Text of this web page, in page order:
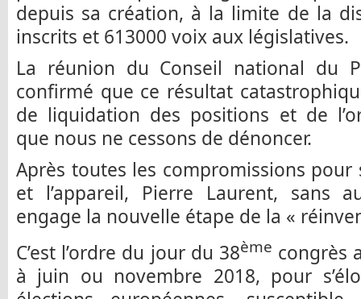
depuis sa création, à la limite de la
inscrits et 613000 voix aux législatives.
La réunion du Conseil national du
confirmé que ce résultat
de liquidation des positions et de
que nous ne cessons de dénoncer.
Après toutes les compromissions
et l’appareil, Pierre Laurent, sans
engage la nouvelle étape de la «
C’est l’ordre du jour du 38ème congrès
à juin ou novembre 2018, pour